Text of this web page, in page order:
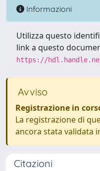
Informazioni
Utilizza questo
link a questo
https://
Avviso
Registrazione in
La registrazione di
ancora stata validata
Citazioni